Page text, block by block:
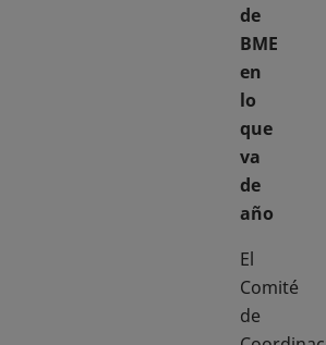
de
BME
en
lo
que
va
de
año
El
Comité
de